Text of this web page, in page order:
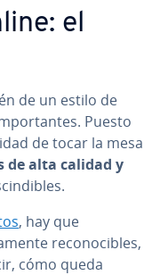
el
de un estilo de
Puesto
de tocar la mesa
de alta calidad y
, hay que
re­co­no­ci­bles,
cómo queda